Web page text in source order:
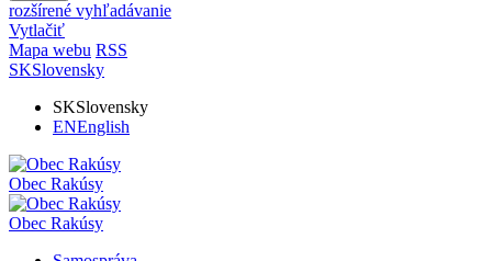
rozšírené vyhľadávanie
Vytlačiť
Mapa webu RSS
SKSlovensky
SKSlovensky
ENEnglish
Obec Rakúsy
Obec Rakúsy